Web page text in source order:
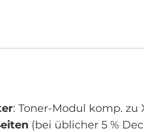
: Toner-Modul komp. zu
(bei üblicher 5 %